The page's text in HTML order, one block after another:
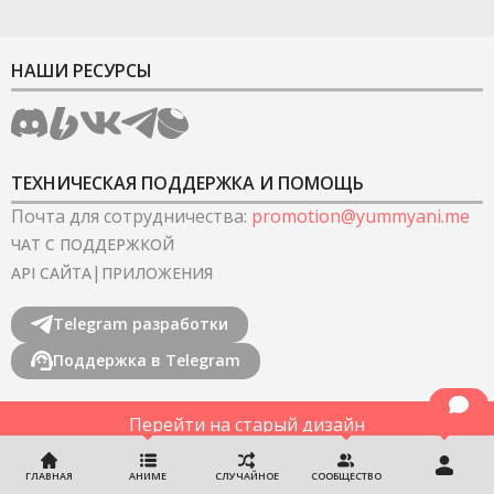
ГЛАВНАЯ АНИМЕ СЛУЧАЙНОЕ СООБЩЕСТВО
НАШИ РЕСУРСЫ
ТЕХНИЧЕСКАЯ ПОДДЕРЖКА И ПОМОЩЬ
Почта для сотрудничества: promotion@yummyani.me
ЧАТ С ПОДДЕРЖКОЙ
API САЙТА| ПРИЛОЖЕНИЯ
Telegram разработки
Поддержка в Telegram
Перейти на старый дизайн
©2022-2026YummyAnime.Все права защищены